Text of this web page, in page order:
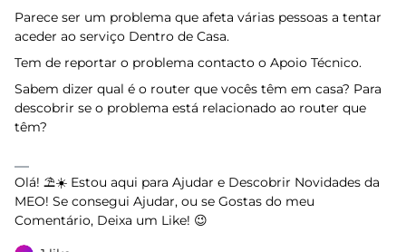
Parece ser um problema que afeta várias pessoas a tentar
aceder ao serviço Dentro de Casa.
Tem de reportar o problema contacto o Apoio Técnico.
Sabem dizer qual é o router que vocês têm em casa? Para
descobrir se o problema está relacionado ao router que
têm?
Olá! ⛱️☀️ Estou aqui para Ajudar e Descobrir Novidades da
MEO! Se consegui Ajudar, ou se Gostas do meu
Comentário, Deixa um Like! 😉